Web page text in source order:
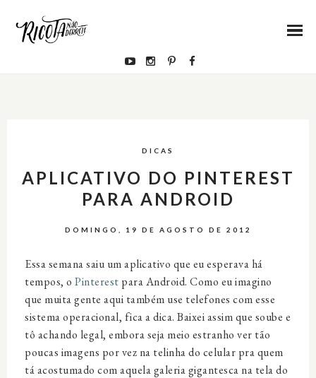
DICAS
APLICATIVO DO PINTEREST
PARA ANDROID
DOMINGO, 19 DE AGOSTO DE 2012
Essa semana saiu um aplicativo que eu esperava há
tempos, o Pinterest para Android. Como eu imagino
que muita gente aqui também use telefones com esse
sistema operacional, fica a dica. Baixei assim que soube e
tô achando legal, embora seja meio estranho ver tão
poucas imagens por vez na telinha do celular pra quem
tá acostumado com aquela galeria gigantesca na tela do